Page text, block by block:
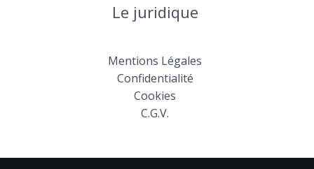
Le juridique
Mentions Légales
Confidentialité
Cookies
C.G.V.